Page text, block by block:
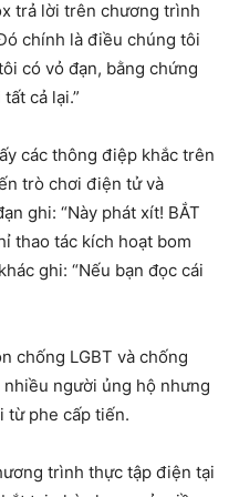
trả lời trên chương trình
chính là điều chúng tôi
có vỏ đạn, bằng chứng
cả lại.”
các thông điệp khắc trên
trò chơi điện tử và
ghi: “Này phát xít! BẮT
thao tác kích hoạt bom
ghi: “Nếu bạn đọc cái
chống LGBT và chống
người ủng hộ nhưng
từ phe cấp tiến.
trình thực tập điện tại